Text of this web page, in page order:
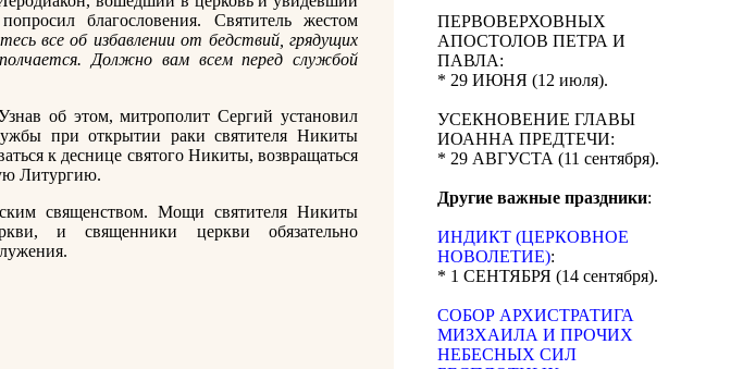
благословения. Святитель жестом
все об избавлении от бедствий, грядущих
Должно вам всем перед службой
об этом, митрополит Сергий установил
при открытии раки святителя Никиты
к деснице святого Никиты, возвращаться
Литургию.
священством. Мощи святителя Никиты
и священники церкви обязательно
ПЕРВОВЕРХОВНЫХ
АПОСТОЛОВ ПЕТРА И
ПАВЛА:
* 29 ИЮНЯ (12 июля).
УСЕКНОВЕНИЕ ГЛАВЫ
ИОАННА ПРЕДТЕЧИ:
* 29 АВГУСТА (11 сентября).
Другие важные праздники:
ИНДИКТ (ЦЕРКОВНОЕ
НОВОЛЕТИЕ):
* 1 СЕНТЯБРЯ (14 сентября).
CОБОР АРХИСТРАТИГА
МИЗХАИЛА И ПРОЧИХ
НЕБЕСНЫХ СИЛ